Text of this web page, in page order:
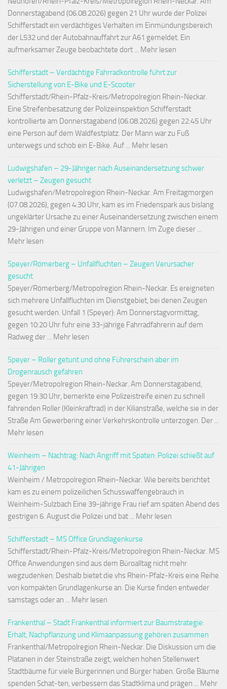
Donnerstagabend (06.08.2026) gegen 21 Uhr wurde der Polizei
Schifferstadt ein verdächtiges Verhalten im Einmündungsbereich
der L532 und der Autobahnauffahrt zur A61 gemeldet. Ein
aufmerksamer Zeuge beobachtete dort ... Mehr lesen
Schifferstadt – Verdächtige Fahrradkontrolle führt zur
Sicherstellung von E-Bike und E-Scooter
Schifferstadt/Rhein-Pfalz-Kreis/Metropolregion Rhein-Neckar.
Eine Streifenbesatzung der Polizeiinspektion Schifferstadt
kontrollierte am Donnerstagabend (06.08.2026) gegen 22:45 Uhr
eine Person auf dem Waldfestplatz. Der Mann war zu Fuß
unterwegs und schob ein E-Bike. Auf ... Mehr lesen
Ludwigshafen – 29-Jähriger nach Auseinandersetzung schwer
verletzt – Zeugen gesucht
Ludwigshafen/Metropolregion Rhein-Neckar. Am Freitagmorgen
(07.08.2026), gegen 4:30 Uhr, kam es im Friedenspark aus bislang
ungeklärter Ursache zu einer Auseinandersetzung zwischen einem
29-Jährigen und einer Gruppe von Männern. Im Zuge dieser ...
Mehr lesen
Speyer/Römerberg – Unfallfluchten – Zeugen Verursacher
gesucht
Speyer/Römerberg/Metropolregion Rhein-Neckar. Es ereigneten
sich mehrere Unfallfluchten im Dienstgebiet, bei denen Zeugen
gesucht werden. Unfall 1 (Speyer): Am Donnerstagvormittag,
gegen 10:20 Uhr fuhr eine 33-jährige Fahrradfahrerin auf dem
Radweg der ... Mehr lesen
Speyer – Roller getunt und ohne Führerschein aber im
Drogenrausch gefahren
Speyer/Metropolregion Rhein-Neckar. Am Donnerstagabend,
gegen 19:30 Uhr, bemerkte eine Polizeistreife einen zu schnell
fahrenden Roller (Kleinkraftrad) in der Kilianstraße, welche sie in der
Straße Am Gewerbering einer Verkehrskontrolle unterzogen. Der ...
Mehr lesen
Weinheim – Nachtrag: Nach Angriff mit Spaten: Polizei schießt auf
41-Jährigen
Weinheim / Metropolregion Rhein-Neckar. Wie bereits berichtet
kam es zu einem polizeilichen Schusswaffengebrauch in
Weinheim-Sulzbach Eine 39-jährige Frau rief am späten Abend des
gestrigen 6. August die Polizei und bat ... Mehr lesen
Schifferstadt – MS Office Grundlagenkurse
Schifferstadt/Rhein-Pfalz-Kreis/Metropolregion Rhein-Neckar. MS
Office Anwendungen sind aus dem Büroalltag nicht mehr
wegzudenken. Deshalb bietet die vhs Rhein-Pfalz-Kreis eine Reihe
von kompakten Grundlagenkurse an. Die Kurse finden entweder
samstags oder an ... Mehr lesen
Frankenthal – Stadt Frankenthal informiert zur Baumstrategie:
Erhalt, Nachpflanzung und Klimaanpassung gehören zusammen
Frankenthal/Metropolregion Rhein-Neckar. Die Diskussion um die
Platanen in der Steinstraße zeigt, welchen hohen Stellenwert
Stadtbäume für viele Bürgerinnen und Bürger haben. Große Bäume
spenden Schat-ten, verbessern das Stadtklima und prägen ... Mehr